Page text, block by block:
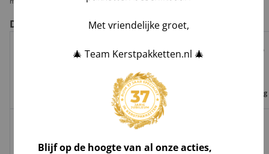
De voor- en nadelen per verzendoptie
Track
Garantie
op
leverdatum
Risico op
vermissing
/ DHL
Met vriendelijke groet,
🎄 Team Kerstpakketten.nl 🎄
Blijf op de hoogte van al onze acties,